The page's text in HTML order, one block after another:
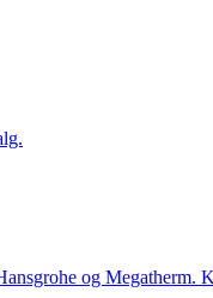
og Megatherm.